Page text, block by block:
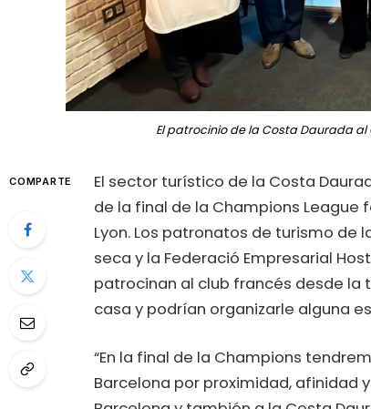
El patrocinio de la Costa Daurada
COMPARTE
El sector turístico de la Costa
de la final de la Champions League
Lyon. Los patronatos de turismo de
seca y la Federació Empresarial
patrocinan al club francés desde la
casa y podrían organizarle alguna
“En la final de la Champions
Barcelona por proximidad, afinidad